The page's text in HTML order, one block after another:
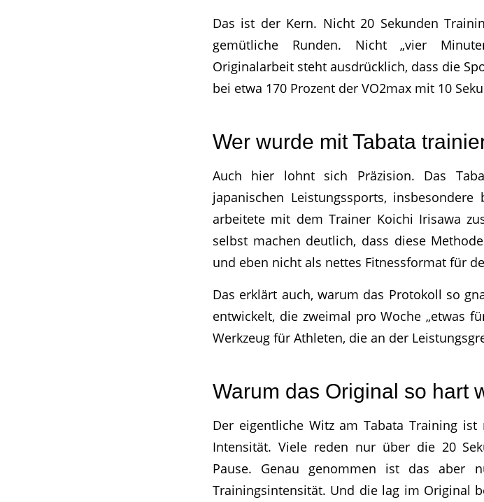
Das ist der Kern. Nicht 20 Sekunden
gemütliche Runden. Nicht „vier
Originalarbeit steht ausdrücklich, dass die
bei etwa 170 Prozent der VO2max mit 10
Wer wurde mit Tabata
Auch hier lohnt sich Präzision. Das
japanischen Leistungssports,
arbeitete mit dem Trainer Koichi Irisawa
selbst machen deutlich, dass diese
und eben nicht als nettes Fitnessformat für
Das erklärt auch, warum das Protokoll so
entwickelt, die zweimal pro Woche „etwas
Werkzeug für Athleten, die an der
Warum das Original so hart
Der eigentliche Witz am Tabata Training
Intensität. Viele reden nur über die 20
Pause. Genau genommen ist das aber
Trainingsintensität. Und die lag im Original